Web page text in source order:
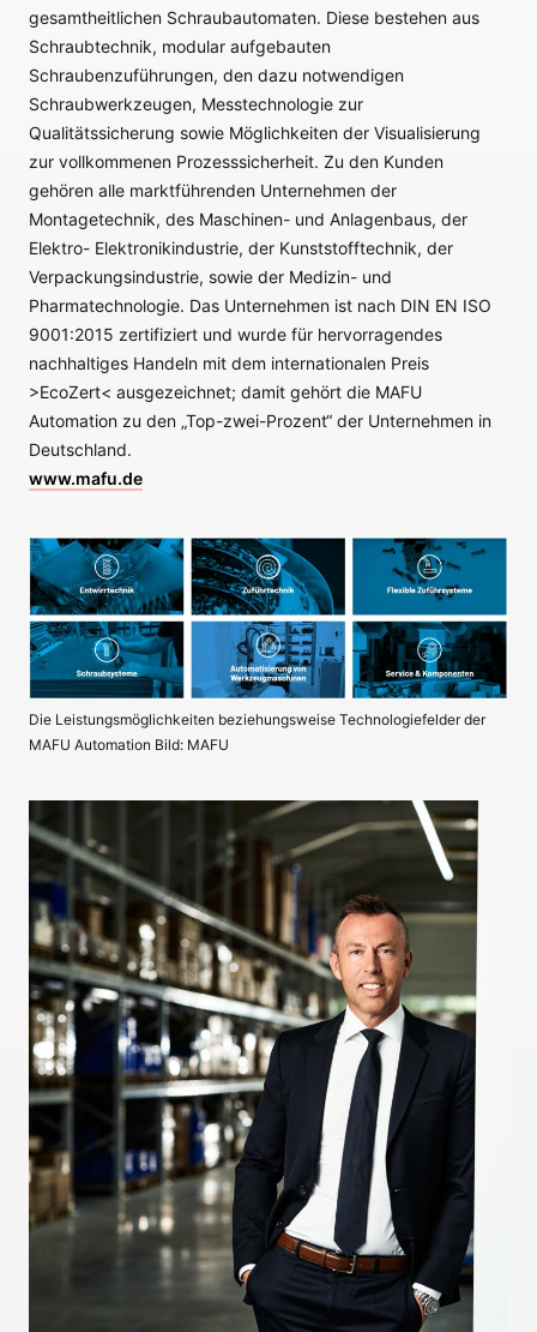
gesamtheitlichen Schraubautomaten. Diese bestehen aus
Schraubtechnik, modular aufgebauten
Schraubenzuführungen, den dazu notwendigen
Schraubwerkzeugen, Messtechnologie zur
Qualitätssicherung sowie Möglichkeiten der Visualisierung
zur vollkommenen Prozesssicherheit. Zu den Kunden
gehören alle marktführenden Unternehmen der
Montagetechnik, des Maschinen- und Anlagenbaus, der
Elektro- Elektronikindustrie, der Kunststofftechnik, der
Verpackungsindustrie, sowie der Medizin- und
Pharmatechnologie. Das Unternehmen ist nach DIN EN ISO
9001:2015 zertifiziert und wurde für hervorragendes
nachhaltiges Handeln mit dem internationalen Preis
>EcoZert< ausgezeichnet; damit gehört die MAFU
Automation zu den „Top-zwei-Prozent“ der Unternehmen in
Deutschland.
www.mafu.de
Die Leistungsmöglichkeiten beziehungsweise Technologiefelder der
MAFU Automation Bild: MAFU